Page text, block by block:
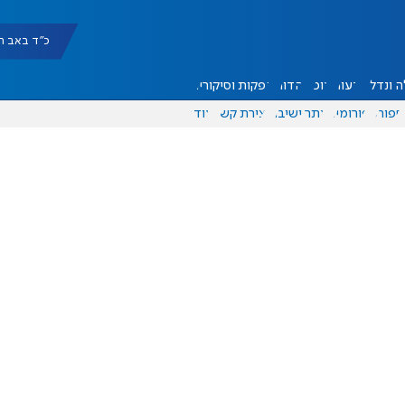
כ"ד באב תשפ"ו
ונדל"ן דעות אוכל יהדות הפקות וסיקורים
ספורט פורומים אתר ישיבה יצירת קשר עוד